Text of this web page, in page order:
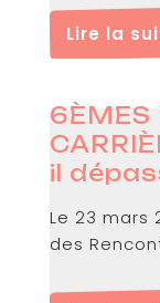
Lire la
6ÈMES
il
Le 23 mars
des